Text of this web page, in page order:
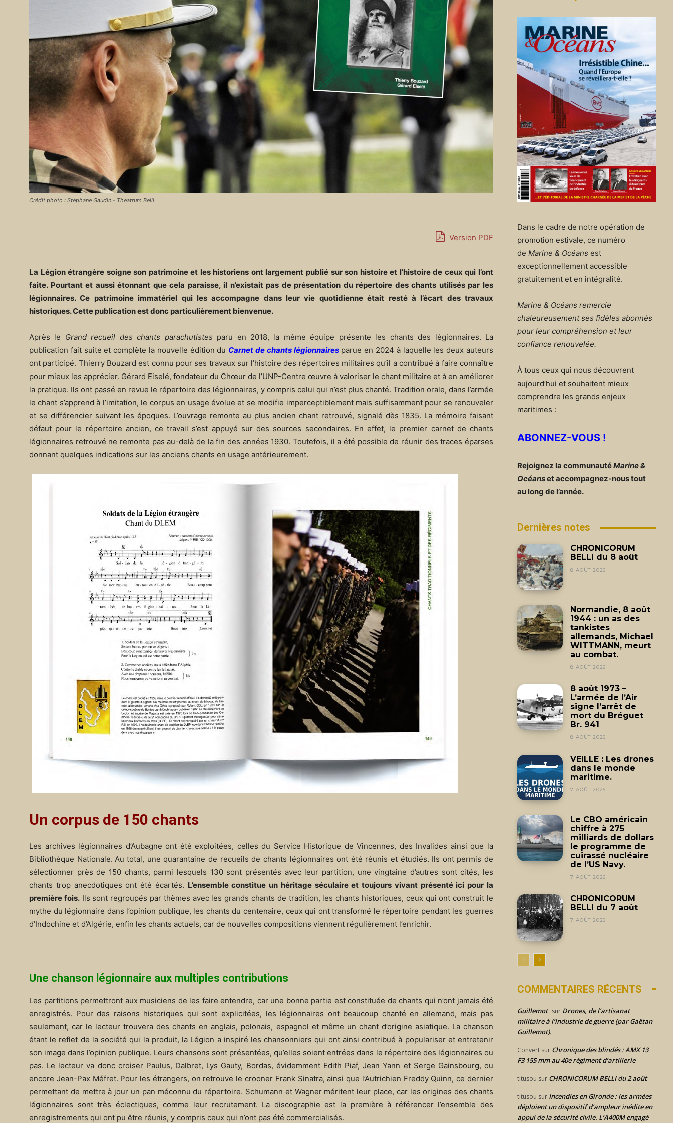
Crédit photo : Stéphane Gaudin - Theatrum Belli.
Version PDF
La Légion étrangère soigne son patrimoine et les historiens ont largement publié sur son histoire et l’histoire de ceux qui l’ont
faite. Pourtant et aussi étonnant que cela paraisse, il n’existait pas de présentation du répertoire des chants utilisés par les
légionnaires. Ce patrimoine immatériel qui les accompagne dans leur vie quotidienne était resté à l’écart des travaux
historiques. Cette publication est donc particulièrement bienvenue.
Après le Grand recueil des chants parachutistes paru en 2018, la même équipe présente les chants des légionnaires. La
publication fait suite et complète la nouvelle édition du Carnet de chants légionnairesparue en 2024 à laquelle les deux auteurs
ont participé. Thierry Bouzard est connu pour ses travaux sur l’histoire des répertoires militaires qu’il a contribué à faire connaître
pour mieux les apprécier. Gérard Eiselé, fondateur du Chœur de l’UNP-Centre œuvre à valoriser le chant militaire et à en améliorer
la pratique. Ils ont passé en revue le répertoire des légionnaires, y compris celui qui n’est plus chanté. Tradition orale, dans l’armée
le chant s’apprend à l’imitation, le corpus en usage évolue et se modifie imperceptiblement mais suffisamment pour se renouveler
et se différencier suivant les époques. L’ouvrage remonte au plus ancien chant retrouvé, signalé dès 1835. La mémoire faisant
défaut pour le répertoire ancien, ce travail s’est appuyé sur des sources secondaires. En effet, le premier carnet de chants
légionnaires retrouvé ne remonte pas au-delà de la fin des années 1930. Toutefois, il a été possible de réunir des traces éparses
donnant quelques indications sur les anciens chants en usage antérieurement.
Un corpus de 150 chants
Les archives légionnaires d’Aubagne ont été exploitées, celles du Service Historique de Vincennes, des Invalides ainsi que la
Bibliothèque Nationale. Au total, une quarantaine de recueils de chants légionnaires ont été réunis et étudiés. Ils ont permis de
sélectionner près de 150 chants, parmi lesquels 130 sont présentés avec leur partition, une vingtaine d’autres sont cités, les
chants trop anecdotiques ont été écartés. L’ensemble constitue un héritage séculaire et toujours vivant présenté ici pour la
première fois.Ils sont regroupés par thèmes avec les grands chants de tradition, les chants historiques, ceux qui ont construit le
mythe du légionnaire dans l’opinion publique, les chants du centenaire, ceux qui ont transformé le répertoire pendant les guerres
d’Indochine et d’Algérie, enfin les chants actuels, car de nouvelles compositions viennent régulièrement l’enrichir.
Une chanson légionnaire aux multiples contributions
Les partitions permettront aux musiciens de les faire entendre, car une bonne partie est constituée de chants qui n’ont jamais été
enregistrés. Pour des raisons historiques qui sont explicitées, les légionnaires ont beaucoup chanté en allemand, mais pas
seulement, car le lecteur trouvera des chants en anglais, polonais, espagnol et même un chant d’origine asiatique. La chanson
étant le reflet de la société qui la produit, la Légion a inspiré les chansonniers qui ont ainsi contribué à populariser et entretenir
son image dans l’opinion publique. Leurs chansons sont présentées, qu’elles soient entrées dans le répertoire des légionnaires ou
pas. Le lecteur va donc croiser Paulus, Dalbret, Lys Gauty, Bordas, évidemment Edith Piaf, Jean Yann et Serge Gainsbourg, ou
encore Jean-Pax Méfret. Pour les étrangers, on retrouve le crooner Frank Sinatra, ainsi que l’Autrichien Freddy Quinn, ce dernier
permettant de mettre à jour un pan méconnu du répertoire. Schumann et Wagner méritent leur place, car les origines des chants
légionnaires sont très éclectiques, comme leur recrutement. La discographie est la première à référencer l’ensemble des
enregistrements qui ont pu être réunis, y compris ceux qui n’ont pas été commercialisés.
Dans le cadre de notre opération de
promotion estivale, ce numéro
de Marine & Océans est
exceptionnellement accessible
gratuitement et en intégralité.
Marine & Océans remercie
chaleureusement ses fidèles abonnés
pour leur compréhension et leur
confiance renouvelée.
À tous ceux qui nous découvrent
aujourd’hui et souhaitent mieux
comprendre les grands enjeux
maritimes :
ABONNEZ-VOUS !
Rejoignez la communautéMarine &
Océanset accompagnez-nous tout
au long de l’année.
Dernières notes
CHRONICORUM
BELLI du 8 août
8 AOÛT 2026
Normandie, 8 août
1944 : un as des
tankistes
allemands, Michael
WITTMANN, meurt
au combat.
8 AOÛT 2026
8 août 1973 –
L’armée de l’Air
signe l’arrêt de
mort du Bréguet
Br. 941
8 AOÛT 2026
VEILLE : Les drones
dans le monde
maritime.
7 AOÛT 2026
Le CBO américain
chiffre à 275
milliards de dollars
le programme de
cuirassé nucléaire
de l’US Navy.
7 AOÛT 2026
CHRONICORUM
BELLI du 7 août
7 AOÛT 2026
COMMENTAIRES RÉCENTS
Guillemot sur Drones, de l’artisanat
militaire à l’industrie de guerre (par Gaëtan
Guillemot).
Convert sur Chronique des blindés : AMX 13
F3 155 mm au 40e régiment d’artillerie
titusou sur CHRONICORUM BELLI du 2 août
titusou sur Incendies en Gironde : les armées
déploient un dispositif d’ampleur inédite en
appui de la sécurité civile. L’A400M engagé